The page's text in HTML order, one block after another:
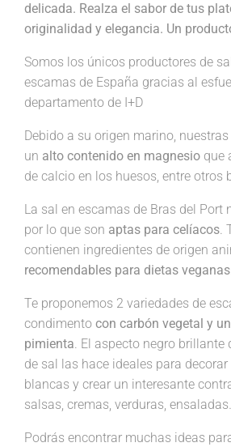
delicada. Realza el sabor de tus
originalidad y elegancia. Un
Somos los únicos productores de
escamas de España gracias al
departamento de I+D
Debido a su origen marino,
un alto contenido en magnesio que
de calcio en los huesos, entre otros
La sal en escamas de Bras del Port
por lo que son aptas para celíacos.
contienen ingredientes de origen
recomendables para dietas veganas
Te proponemos 2 variedades de
condimento con carbón vegetal y
pimienta. El aspecto negro brillante
de sal las hace ideales para
blancas y crear un interesante
salsas, cremas, verduras,
Podrás encontrar muchas ideas